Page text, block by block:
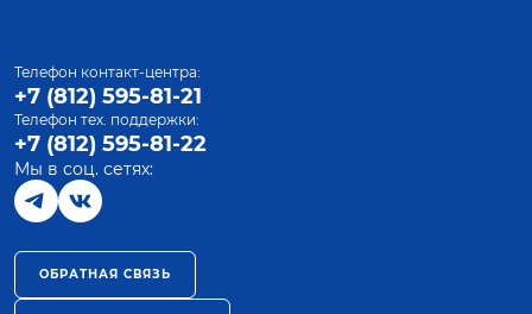
Телефон контакт-центра:
+7 (812) 595-81-21
Телефон тех. поддержки:
+7 (812) 595-81-22
Мы в соц. сетях:
ОБРАТНАЯ СВЯЗЬ